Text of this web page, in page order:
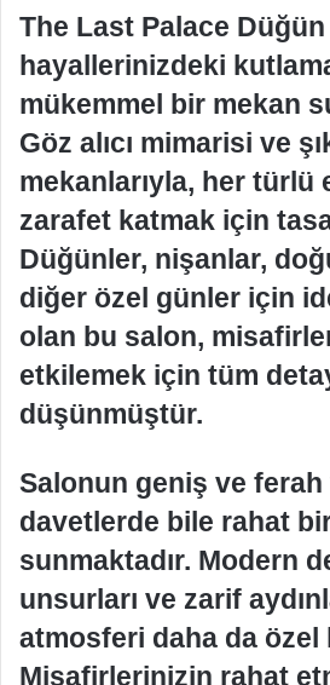
The Last Palace
hayallerinizdeki
mükemmel bir mekan
Göz alıcı mimarisi ve
mekanlarıyla, her türlü
zarafet katmak için
Düğünler, nişanlar,
diğer özel günler için
olan bu salon,
etkilemek için tüm
düşünmüştür.
Salonun geniş ve ferah
davetlerde bile rahat
sunmaktadır. Modern
unsurları ve zarif
atmosferi daha da özel
Misafirlerinizin rahat